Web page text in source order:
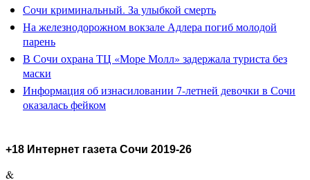
Сочи криминальный. За улыбкой смерть
На железнодорожном вокзале Адлера погиб молодой
парень
В Сочи охрана ТЦ «Море Молл» задержала туриста без
маски
Информация об изнасиловании 7-летней девочки в Сочи
оказалась фейком
+18 Интернет газета Сочи 2019-26
&